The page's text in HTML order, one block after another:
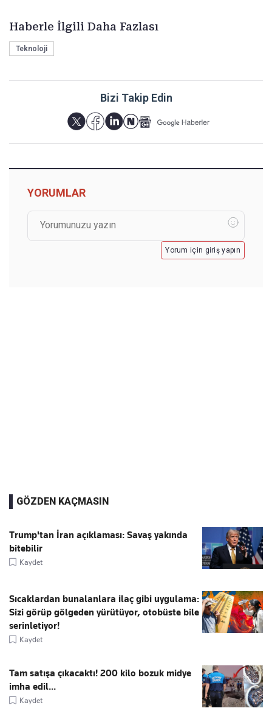
Haberle İlgili Daha Fazlası
Teknoloji
Bizi Takip Edin
YORUMLAR
Yorum için giriş yapın
GÖZDEN KAÇMASIN
Trump'tan İran açıklaması: Savaş yakında
bitebilir
Kaydet
Sıcaklardan bunalanlara ilaç gibi uygulama:
Sizi görüp gölgeden yürütüyor, otobüste bile
serinletiyor!
Kaydet
Tam satışa çıkacaktı! 200 kilo bozuk midye
imha edil...
Kaydet